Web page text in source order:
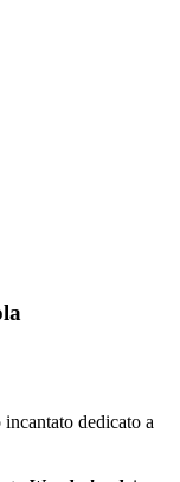
dedicato a